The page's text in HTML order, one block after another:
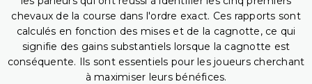
chevaux de la course dans l'ordre exact. Ces rapports sont
calculés en fonction des mises et de la cagnotte, ce qui
signifie des gains substantiels lorsque la cagnotte est
conséquente. Ils sont essentiels pour les joueurs cherchant
à maximiser leurs bénéfices.